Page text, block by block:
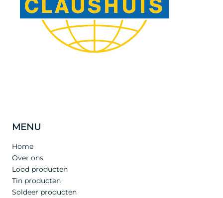
MENU
Home
Over ons
Lood producten
Tin producten
Soldeer producten